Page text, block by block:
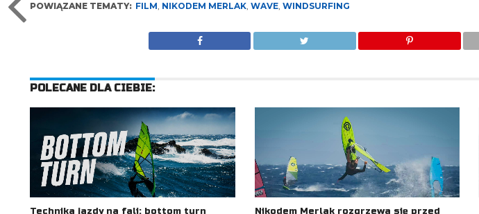
POWIĄZANE TEMATY: FILM, NIKODEM MERLAK, WAVE, WINDSURFING
POLECANE DLA CIEBIE:
Technika jazdy na fali: bottom turn
Nikodem Merlak rozgrzewa się przed